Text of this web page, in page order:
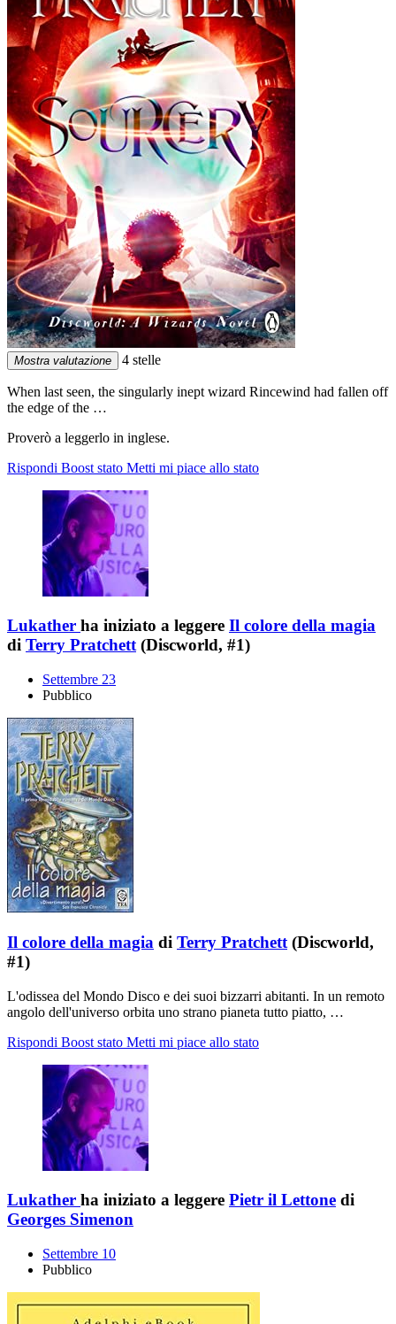
Mostra valutazione 4 stelle
When last seen, the singularly inept wizard Rincewind had fallen off
the edge of the …
Proverò a leggerlo in inglese.
Rispondi Boost stato Metti mi piace allo stato
Lukather ha iniziato a leggere Il colore della magia
di Terry Pratchett(Discworld, #1)
Settembre 23
Pubblico
Il colore della magia di Terry Pratchett (Discworld,
#1)
L'odissea del Mondo Disco e dei suoi bizzarri abitanti. In un remoto
angolo dell'universo orbita uno strano pianeta tutto piatto, …
Rispondi Boost stato Metti mi piace allo stato
Lukather ha iniziato a leggere Pietr il Lettone di
Georges Simenon
Settembre 10
Pubblico